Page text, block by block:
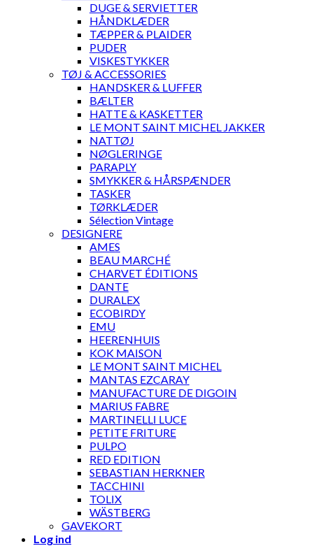
DUGE & SERVIETTER
HÅNDKLÆDER
TÆPPER & PLAIDER
PUDER
VISKESTYKKER
TØJ & ACCESSORIES
HANDSKER & LUFFER
BÆLTER
HATTE & KASKETTER
LE MONT SAINT MICHEL JAKKER
NATTØJ
NØGLERINGE
PARAPLY
SMYKKER & HÅRSPÆNDER
TASKER
TØRKLÆDER
Sélection Vintage
DESIGNERE
AMES
BEAU MARCHÉ
CHARVET ÉDITIONS
DANTE
DURALEX
ECOBIRDY
EMU
HEERENHUIS
KOK MAISON
LE MONT SAINT MICHEL
MANTAS EZCARAY
MANUFACTURE DE DIGOIN
MARIUS FABRE
MARTINELLI LUCE
PETITE FRITURE
PULPO
RED EDITION
SEBASTIAN HERKNER
TACCHINI
TOLIX
WÄSTBERG
GAVEKORT
Log ind